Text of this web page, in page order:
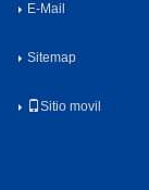
E-Mail
Sitemap
Sitio movil